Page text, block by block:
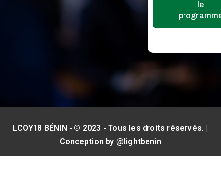
le
LCOY18 BÉNIN - © 2023 - Tous les droits réservés. |
Conception by @lightbenin